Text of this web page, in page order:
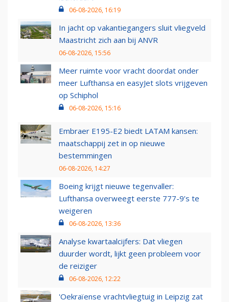
06-08-2026, 16:19
In jacht op vakantiegangers sluit vliegveld
Maastricht zich aan bij ANVR
06-08-2026, 15:56
Meer ruimte voor vracht doordat onder
meer Lufthansa en easyJet slots vrijgeven
op Schiphol
06-08-2026, 15:16
Embraer E195-E2 biedt LATAM kansen:
maatschappij zet in op nieuwe
bestemmingen
06-08-2026, 14:27
Boeing krijgt nieuwe tegenvaller:
Lufthansa overweegt eerste 777-9’s te
weigeren
06-08-2026, 13:36
Analyse kwartaalcijfers: Dat vliegen
duurder wordt, lijkt geen probleem voor
de reiziger
06-08-2026, 12:22
'Oekraïense vrachtvliegtuig in Leipzig zat